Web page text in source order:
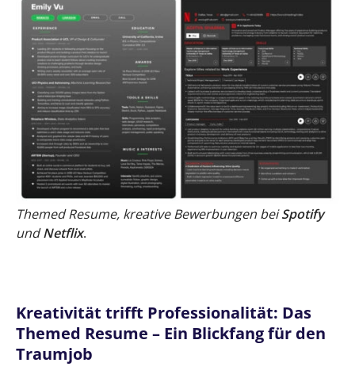
Das Wichtigste in Kürze – Themed Resume:
Der kreative Lebenslauf im Stil des
Wunscharbeitgebers
FAQs – Themed Resume: Der kreative
Lebenslauf im Stil des Wunscharbeitgebers
Themed Resume, kreative Bewerbungen beiSpotify
undNetflix.
Kreativität trifft Professionalität: Das
Themed Resume – Ein Blickfang für den
Traumjob